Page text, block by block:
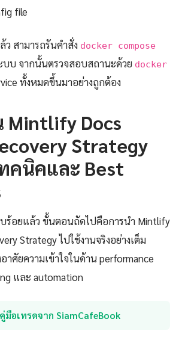
file
ว สามารถรันคำสั่ง docker compose
บบ จากนั้นตรวจสอบสถานะด้วย docker
ทั้งหมดขึ้นมาอย่างถูกต้อง
Mintlify Docs
Strategy
คนิคและ Best
บร้อยแล้ว ขั้นตอนถัดไปคือการนำ Mintlify
Strategy ไปใช้งานจริงอย่างเต็ม
ศัยความเข้าใจในด้าน performance
และ automation
คู่มือเทรดจาก SiamCafeBook